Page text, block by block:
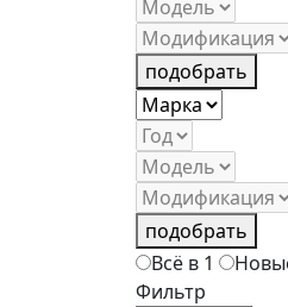
подобрать
подобрать
Всё в 1
Фильтр